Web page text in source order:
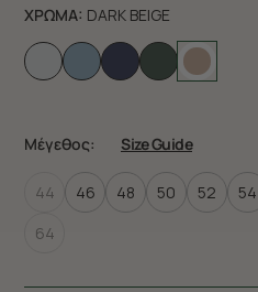
ΧΡΩΜΑ: DARK BEIGE
Μέγεθος: Size Guide
44 46 48 50 52 54
64